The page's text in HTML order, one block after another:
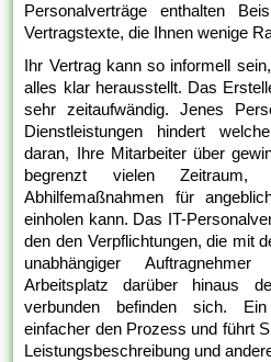
Personalverträge enthalten
Vertragstexte, die Ihnen wenige
Ihr Vertrag kann so informell
alles klar herausstellt. Das
sehr zeitaufwändig. Jenes
Dienstleistungen hindert
daran, Ihre Mitarbeiter über
begrenzt vielen
Abhilfemaßnahmen für
einholen kann. Das IT-
den den Verpflichtungen, die mit
unabhängiger
Arbeitsplatz darüber hinaus
verbunden befinden sich. Ein
einfacher den Prozess und führt
Leistungsbeschreibung und